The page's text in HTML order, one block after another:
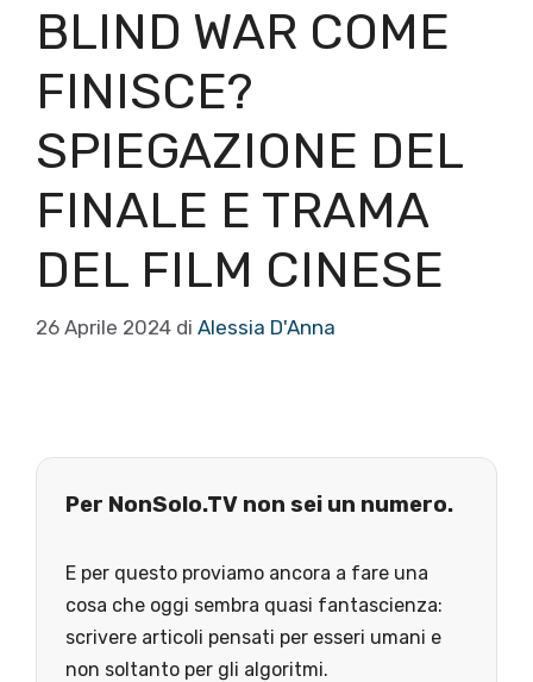
BLIND WAR COME
FINISCE?
SPIEGAZIONE DEL
FINALE E TRAMA
DEL FILM CINESE
26 Aprile 2024 di Alessia D'Anna
Per NonSolo.TV non sei un numero.
E per questo proviamo ancora a fare una
cosa che oggi sembra quasi fantascienza:
scrivere articoli pensati per esseri umani e
non soltanto per gli algoritmi.